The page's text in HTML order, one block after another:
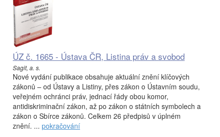
ÚZ č. 1665 - Ústava ČR, Listina práv a svobod
Sagit, a. s.
Nové vydání publikace obsahuje aktuální znění klíčových
zákonů – od Ústavy a Listiny, přes zákon o Ústavním soudu,
veřejném ochránci práv, jednací řády obou komor,
antidiskriminační zákon, až po zákon o státních symbolech a
zákon o Sbírce zákonů. Celkem 26 předpisů v úplném
znění. ... pokračování